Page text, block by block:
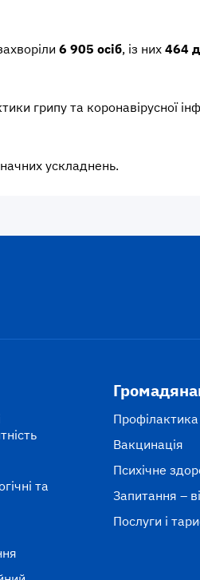
6 905 осіб, із них 464
грипу та коронавірусної
ускладнень.
та
Вакцинація
Психічне
Запитання –
Послуги і